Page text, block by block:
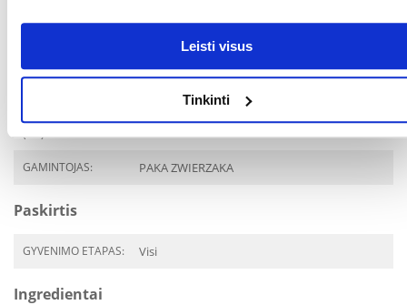
Leisti visus
Tinkinti
AUGINTINIO DYDIS: Mažos veislės
PAKUOTĖS SVORIS
(KG):
0.035
GAMINTOJAS: PAKA ZWIERZAKA
Paskirtis
GYVENIMO ETAPAS: Visi
Ingredientai